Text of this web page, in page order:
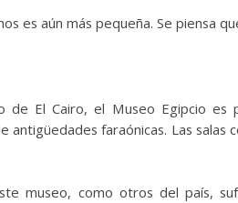
es aún más pequeña. Se piensa
de El Cairo, el Museo Egipcio es
antigüedades faraónicas. Las salas
museo, como otros del país,